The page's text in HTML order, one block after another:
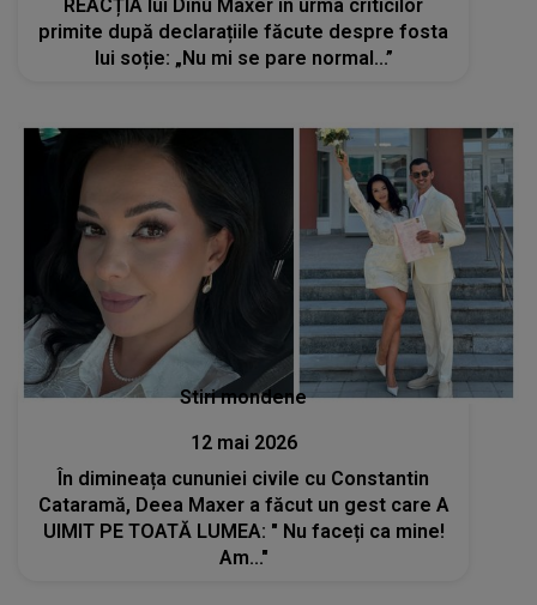
REACȚIA lui Dinu Maxer în urma criticilor
primite după declarațiile făcute despre fosta
lui soție: „Nu mi se pare normal...”
Stiri mondene
12 mai 2026
În dimineața cununiei civile cu Constantin
Cataramă, Deea Maxer a făcut un gest care A
UIMIT PE TOATĂ LUMEA: " Nu faceți ca mine!
Am..."